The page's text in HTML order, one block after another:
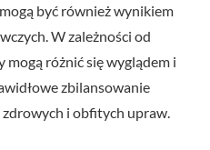
być również wynikiem
W zależności od
różnić się wyglądem i
zbilansowanie
i obfitych upraw.